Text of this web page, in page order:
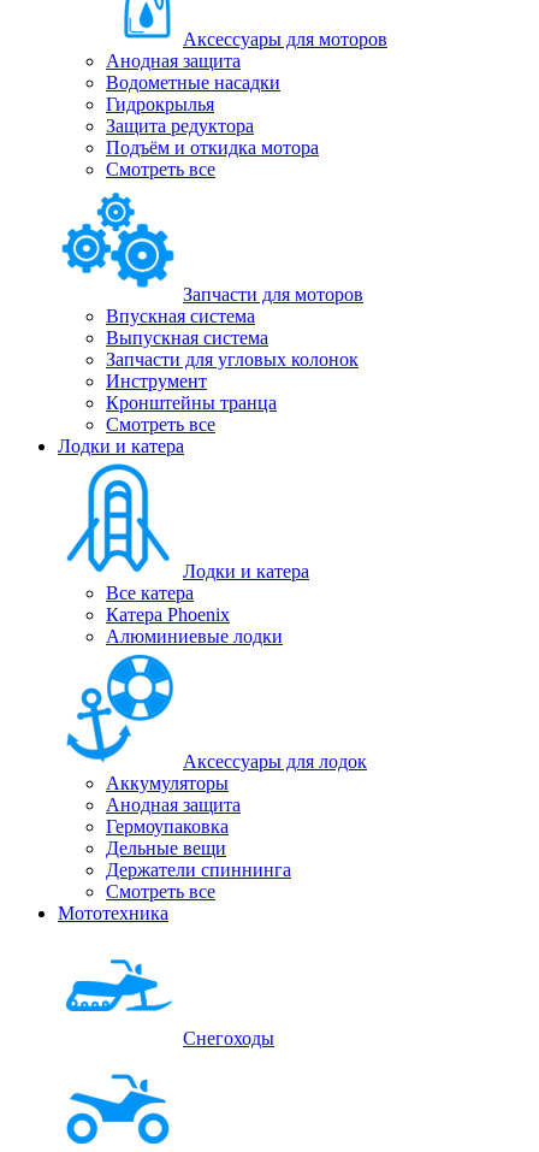
Аксессуары для моторов
Анодная защита
Водометные насадки
Гидрокрылья
Защита редуктора
Подъём и откидка мотора
Смотреть все
Запчасти для моторов
Впускная система
Выпускная система
Запчасти для угловых колонок
Инструмент
Кронштейны транца
Смотреть все
Лодки и катера
Лодки и катера
Все катера
Катера Phoenix
Алюминиевые лодки
Аксессуары для лодок
Аккумуляторы
Анодная защита
Гермоупаковка
Дельные вещи
Держатели спиннинга
Смотреть все
Мототехника
Снегоходы